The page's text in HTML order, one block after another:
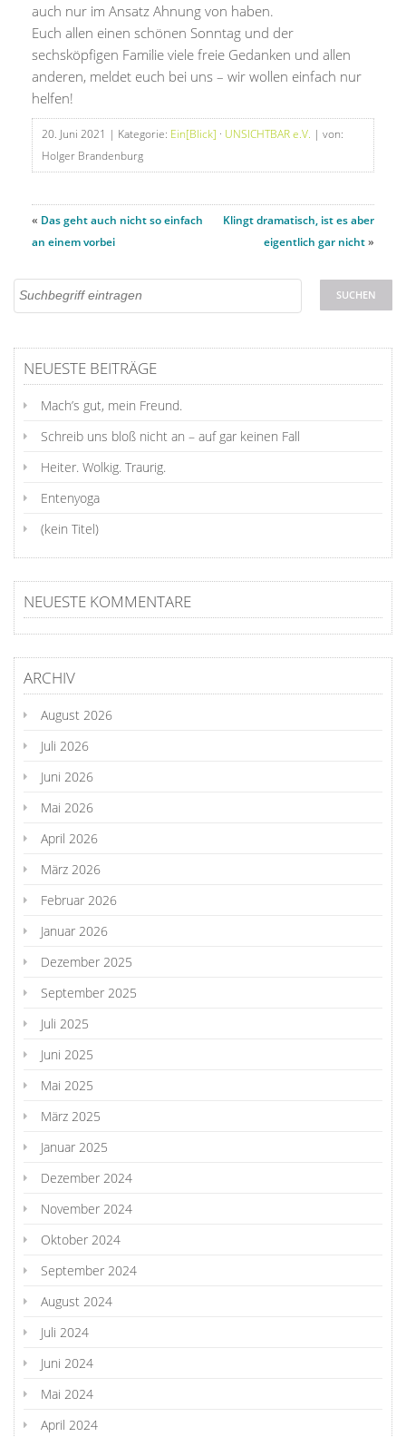
auch nur im Ansatz Ahnung von haben.
Euch allen einen schönen Sonntag und der
sechsköpfigen Familie viele freie Gedanken und allen
anderen, meldet euch bei uns – wir wollen einfach nur
helfen!
20. Juni 2021 | Kategorie: Ein[Blick] · UNSICHTBAR e.V. | von:
Holger Brandenburg
« Das geht auch nicht so einfach
an einem vorbei
Klingt dramatisch, ist es aber
eigentlich gar nicht»
NEUESTE BEITRÄGE
Mach’s gut, mein Freund.
Schreib uns bloß nicht an – auf gar keinen Fall
Heiter. Wolkig. Traurig.
Entenyoga
(kein Titel)
NEUESTE KOMMENTARE
ARCHIV
August 2026
Juli 2026
Juni 2026
Mai 2026
April 2026
März 2026
Februar 2026
Januar 2026
Dezember 2025
September 2025
Juli 2025
Juni 2025
Mai 2025
März 2025
Januar 2025
Dezember 2024
November 2024
Oktober 2024
September 2024
August 2024
Juli 2024
Juni 2024
Mai 2024
April 2024